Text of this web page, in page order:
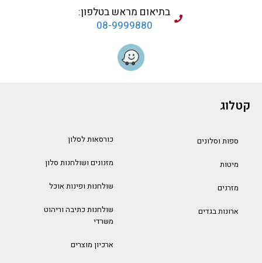
בתיאום מראש בטלפון:
08-9999880
קטלוג
ספות וסלונים
מיטות
מזרנים
ארונות בגדים
כורסאות לסלון
מזנונים ושולחנות סלון
שולחנות ופינות אוכל
שולחנות כתיבה וריהוט
משרדי
ארכיון מוצרים